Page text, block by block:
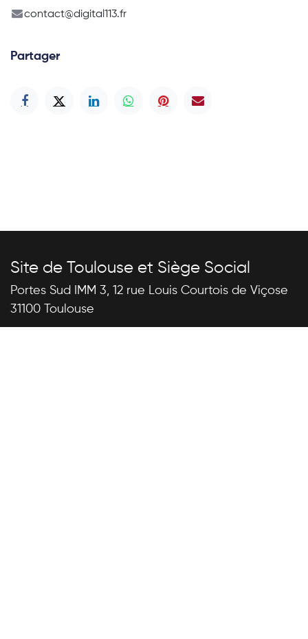
contact@digital113.fr
Partager
Site de Toulouse et Siège Social
Portes Sud IMM 3, 12 rue Louis Courtois de Viçose
31100 Toulouse